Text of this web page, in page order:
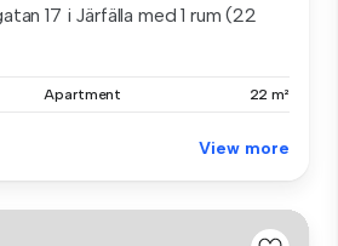
17 i Järfälla med 1 rum (22
Apartment 22 m²
View more